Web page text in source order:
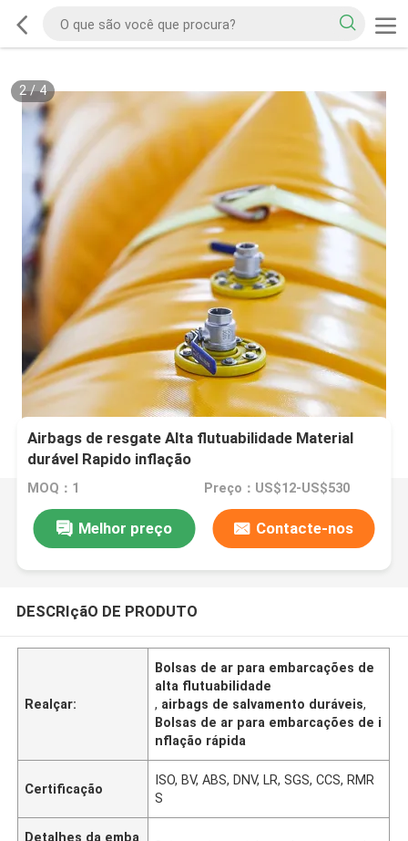
2/4
Airbags de resgate Alta flutuabilidade Material
durável Rapido inflação
MOQ：1 Preço：US$12-US$530
Melhor preço Contacte-nos
DESCRIçãO DE PRODUTO
Realçar:
Bolsas de ar para embarcações de
alta flutuabilidade
, airbags de salvamento duráveis,
Bolsas de ar para embarcações de i
nflação rápida
Certificação
ISO, BV, ABS, DNV, LR, SGS, CCS, RMR
S
Detalhes da emba